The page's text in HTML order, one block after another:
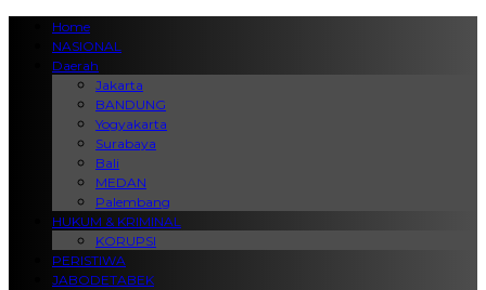
Home
NASIONAL
Daerah
Jakarta
BANDUNG
Yogyakarta
Surabaya
Bali
MEDAN
Palembang
HUKUM & KRIMINAL
KORUPSI
PERISTIWA
JABODETABEK